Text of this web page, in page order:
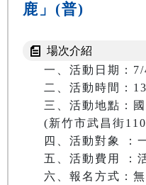
鹿」(普)
場次介紹
一、活動日期：
二、活動時間：
三、活動地點：
(新竹市武昌街
四、活動對象 ：
五、活動費用 ：
六、報名方式：